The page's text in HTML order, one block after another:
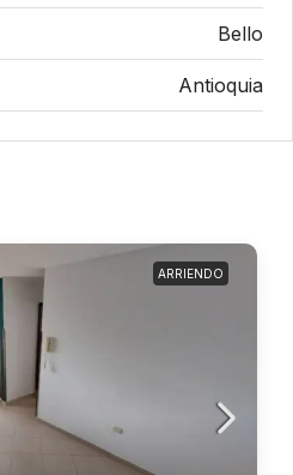
Bello
Antioquia
ARRIENDO